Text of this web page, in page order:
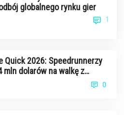
globalnego rynku gier
1
Quick 2026: Speedrunnerzy
dolarów na walkę z
0